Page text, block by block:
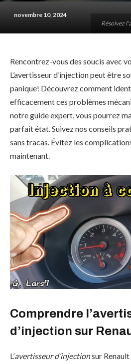
Résolvez
novembre 10, 2024
Rencontrez-vous des soucis avec
L’avertisseur d’injection peut être
panique! Découvrez comment
efficacement ces problèmes
notre guide expert, vous pourrez
parfait état. Suivez nos conseils
sans tracas. Évitez les
maintenant.
Comprendre
d’injection sur
L’avertisseur d’injectionsur Renault